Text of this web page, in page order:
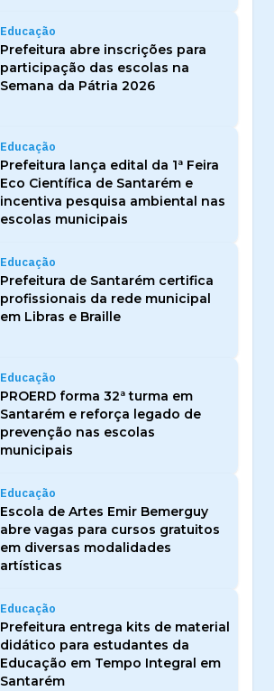
Educação
Prefeitura abre inscrições para
participação das escolas na
Semana da Pátria 2026
Educação
Prefeitura lança edital da 1ª Feira
Eco Científica de Santarém e
incentiva pesquisa ambiental nas
escolas municipais
Educação
Prefeitura de Santarém certifica
profissionais da rede municipal
em Libras e Braille
Educação
PROERD forma 32ª turma em
Santarém e reforça legado de
prevenção nas escolas
municipais
Educação
Escola de Artes Emir Bemerguy
abre vagas para cursos gratuitos
em diversas modalidades
artísticas
Educação
Prefeitura entrega kits de material
didático para estudantes da
Educação em Tempo Integral em
Santarém